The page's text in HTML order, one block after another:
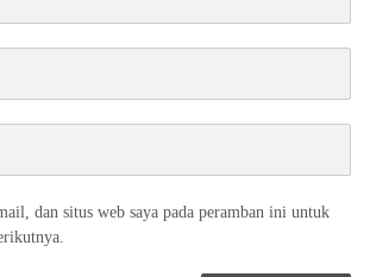
dan situs web saya pada peramban ini untuk